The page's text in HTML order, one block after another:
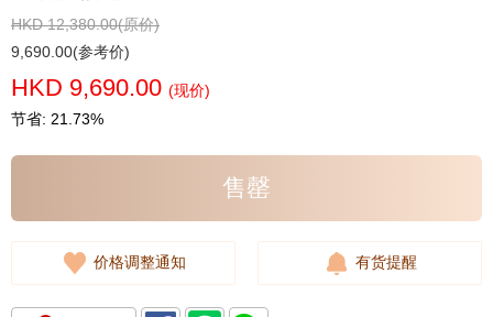
HKD 12,380.00(原价)
9,690.00(参考价)
HKD 9,690.00 (现价)
节省: 21.73%
售罄
价格调整通知 有货提醒